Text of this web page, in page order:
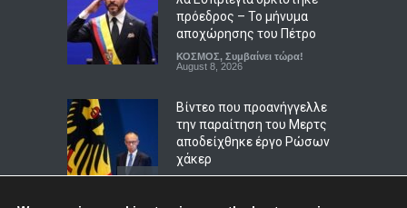
πρόεδρος – Το μήνυμα
αποχώρησης του Πέτρο
Συμβαίνει τώρα!
August 8, 2026
Βίντεο που προανήγγελλε
την παραίτηση του Μερτς
αποδείχθηκε έργο Ρώσων
χάκερ
ΚΟΣΜΟΣ,ΠΟΛΙΤΙΚΗ,Συμβαίνει